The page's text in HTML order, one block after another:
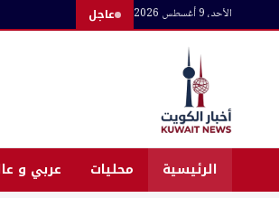
الأحد، 9 أغسطس 2026 عاجل
الرئيسية محليات عربي و